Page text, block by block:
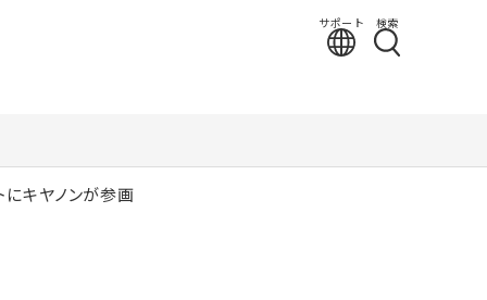
サポート 検索
キヤノンが参画